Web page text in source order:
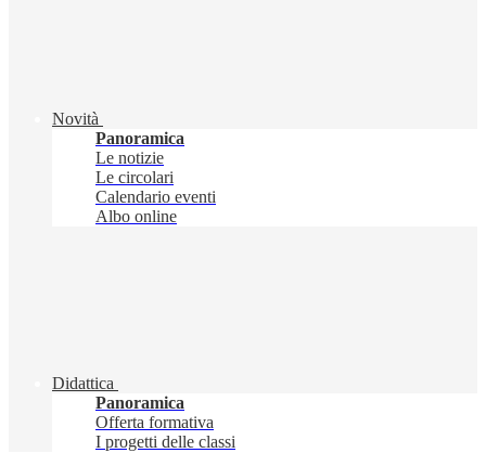
Novità
Panoramica
Le notizie
Le circolari
Calendario eventi
Albo online
Didattica
Panoramica
Offerta formativa
I progetti delle classi